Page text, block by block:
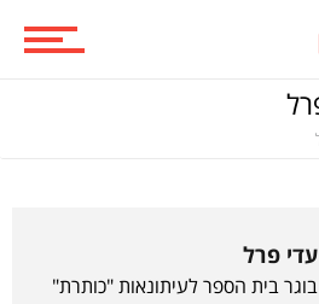
עדי פרל
בוגר בית הספר לעיתונאות "כותרת"